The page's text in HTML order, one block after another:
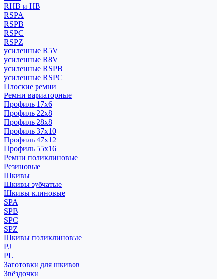
RHB и HB
RSPA
RSPB
RSPC
RSPZ
усиленные R5V
усиленные R8V
усиленные RSPB
усиленные RSPC
Плоские ремни
Ремни вариаторные
Профиль 17x6
Профиль 22x8
Профиль 28x8
Профиль 37x10
Профиль 47x12
Профиль 55x16
Ремни поликлиновые
Резиновые
Шкивы
Шкивы зубчатые
Шкивы клиновые
SPA
SPB
SPC
SPZ
Шкивы поликлиновые
PJ
PL
Заготовки для шкивов
Звёздочки